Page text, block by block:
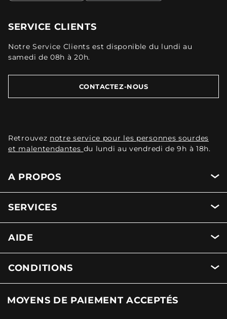
SERVICE CLIENTS
Notre Service Clients est disponible du lundi au
samedi de 08h à 20h.
CONTACTEZ-NOUS
Retrouvez notre service pour les personnes sourdes
et malentendantes du lundi au vendredi de 9h à 18h.
A PROPOS
SERVICES
AIDE
CONDITIONS
MOYENS DE PAIEMENT ACCEPTÉS